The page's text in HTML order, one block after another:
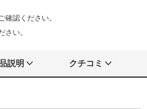
確認ください。
さい。
説明 クチコミ